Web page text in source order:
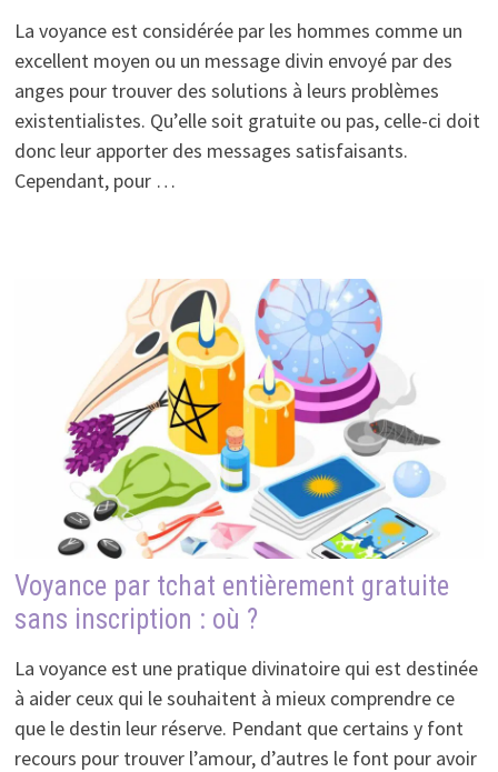
La voyance est considérée par les hommes comme un
excellent moyen ou un message divin envoyé par des
anges pour trouver des solutions à leurs problèmes
existentialistes. Qu’elle soit gratuite ou pas, celle-ci doit
donc leur apporter des messages satisfaisants.
Cependant, pour …
Voyance par tchat entièrement gratuite
sans inscription : où ?
La voyance est une pratique divinatoire qui est destinée
à aider ceux qui le souhaitent à mieux comprendre ce
que le destin leur réserve. Pendant que certains y font
recours pour trouver l’amour, d’autres le font pour avoir